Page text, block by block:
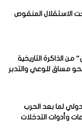
الاستقلال المنقوص
من الذاكرة التاريخية
مساق للوعي والتدبر
لما بعد الحرب
وأدوات التدخلات